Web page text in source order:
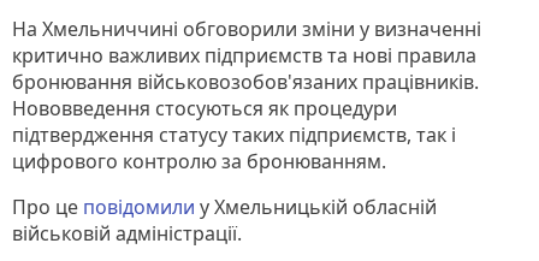
На Хмельниччині обговорили зміни у визначенні
критично важливих підприємств та нові правила
бронювання військовозобов'язаних працівників.
Нововведення стосуються як процедури
підтвердження статусу таких підприємств, так і
цифрового контролю за бронюванням.
Про це повідомили у Хмельницькій обласній
військовій адміністрації.